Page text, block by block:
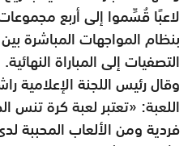
لاعبًا قُسِّموا إلى أربع
بنظام المواجهات المباشرة
التصفيات إلى المباراة النهائية.
وقال رئيس اللجنة الإعلامية
اللعبة: «تعتبر لعبة كرة تنس
فردية ومن الألعاب المحببة